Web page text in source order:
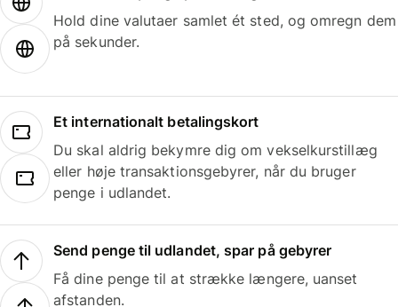
Hold dine valutaer samlet ét sted, og omregn dem
på sekunder.
Et internationalt betalingskort
Du skal aldrig bekymre dig om vekselkurstillæg
eller høje transaktionsgebyrer, når du bruger
penge i udlandet.
Send penge til udlandet, spar på gebyrer
Få dine penge til at strække længere, uanset
afstanden.